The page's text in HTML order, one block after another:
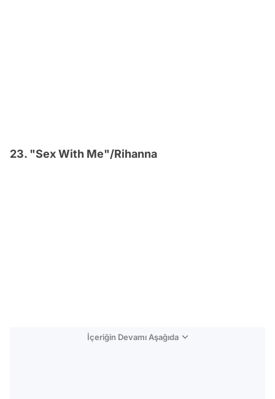
23. "Sex With Me"/Rihanna
İçeriğin Devamı Aşağıda